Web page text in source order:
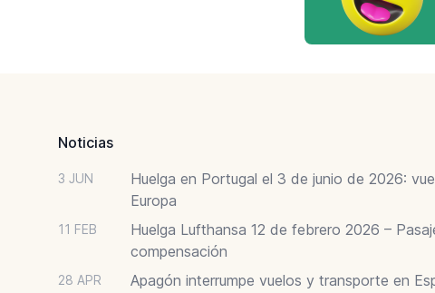
Noticias
3 JUN
Huelga en Portugal el 3 de junio de 2026:
Europa
11 FEB
Huelga Lufthansa 12 de febrero 2026 –
compensación
28 APR Apagón interrumpe vuelos y transporte en